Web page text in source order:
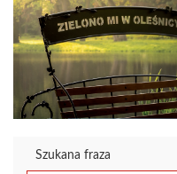
Szukana fraza